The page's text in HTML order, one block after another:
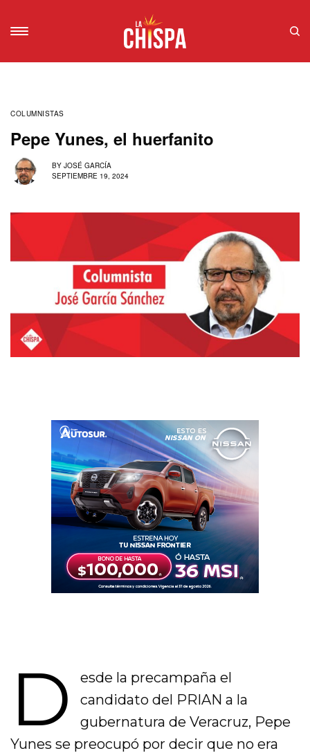
COLUMNISTAS
Pepe Yunes, el huerfanito
BY JOSÉ GARCÍA
SEPTIEMBRE 19, 2024
D
esde la precampaña el
candidato del PRIAN a la
gubernatura de Veracruz, Pepe
Yunes se preocupó por decir que no era